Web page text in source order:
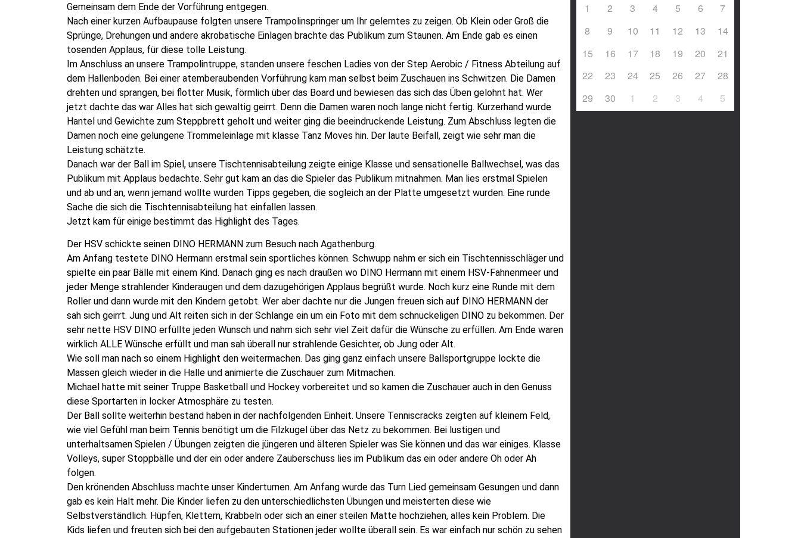
Gemeinsam dem Ende der Vorführung entgegen.
Nach einer kurzen Aufbaupause folgten unsere Trampolinspringer um Ihr gelerntes zu zeigen. Ob Klein oder Groß die
Sprünge, Drehungen und andere akrobatische Einlagen brachte das Publikum zum Staunen. Am Ende gab es einen
tosenden Applaus, für diese tolle Leistung.
Im Anschluss an unsere Trampolintruppe, standen unsere feschen Ladies von der Step Aerobic / Fitness Abteilung auf
dem Hallenboden. Bei einer atemberaubenden Vorführung kam man selbst beim Zuschauen ins Schwitzen. Die Damen
drehten und sprangen, bei flotter Musik, förmlich über das Board und bewiesen das sich das Üben gelohnt hat. Wer
jetzt dachte das war Alles hat sich gewaltig geirrt. Denn die Damen waren noch lange nicht fertig. Kurzerhand wurde
Hantel und Gewichte zum Steppbrett geholt und weiter ging die beeindruckende Leistung. Zum Abschluss legten die
Damen noch eine gelungene Trommeleinlage mit klasse Tanz Moves hin. Der laute Beifall, zeigt wie sehr man die
Leistung schätzte.
Danach war der Ball im Spiel, unsere Tischtennisabteilung zeigte einige Klasse und sensationelle Ballwechsel, was das
Publikum mit Applaus bedachte. Sehr gut kam an das die Spieler das Publikum mitnahmen. Man lies erstmal Spielen
und ab und an, wenn jemand wollte wurden Tipps gegeben, die sogleich an der Platte umgesetzt wurden. Eine runde
Sache die sich die Tischtennisabteilung hat einfallen lassen.
Jetzt kam für einige bestimmt das Highlight des Tages.
Der HSV schickte seinen DINO HERMANN zum Besuch nach Agathenburg.
Am Anfang testete DINO Hermann erstmal sein sportliches können. Schwupp nahm er sich ein Tischtennisschläger und
spielte ein paar Bälle mit einem Kind. Danach ging es nach draußen wo DINO Hermann mit einem HSV-Fahnenmeer und
jeder Menge strahlender Kinderaugen und dem dazugehörigen Applaus begrüßt wurde. Noch kurz eine Runde mit dem
Roller und dann wurde mit den Kindern getobt. Wer aber dachte nur die Jungen freuen sich auf DINO HERMANN der
sah sich geirrt. Jung und Alt reiten sich in der Schlange ein um ein Foto mit dem schnuckeligen DINO zu bekommen. Der
sehr nette HSV DINO erfüllte jeden Wunsch und nahm sich sehr viel Zeit dafür die Wünsche zu erfüllen. Am Ende waren
wirklich ALLE Wünsche erfüllt und man sah überall nur strahlende Gesichter, ob Jung oder Alt.
Wie soll man nach so einem Highlight den weitermachen. Das ging ganz einfach unsere Ballsportgruppe lockte die
Massen gleich wieder in die Halle und animierte die Zuschauer zum Mitmachen.
Michael hatte mit seiner Truppe Basketball und Hockey vorbereitet und so kamen die Zuschauer auch in den Genuss
diese Sportarten in locker Atmosphäre zu testen.
Der Ball sollte weiterhin bestand haben in der nachfolgenden Einheit. Unsere Tenniscracks zeigten auf kleinem Feld,
wie viel Gefühl man beim Tennis benötigt um die Filzkugel über das Netz zu bekommen. Bei lustigen und
unterhaltsamen Spielen / Übungen zeigten die jüngeren und älteren Spieler was Sie können und das war einiges. Klasse
Volleys, super Stoppbälle und der ein oder andere Zauberschuss lies im Publikum das ein oder andere Oh oder Ah
folgen.
Den krönenden Abschluss machte unser Kinderturnen. Am Anfang wurde das Turn Lied gemeinsam Gesungen und dann
gab es kein Halt mehr. Die Kinder liefen zu den unterschiedlichsten Übungen und meisterten diese wie
Selbstverständlich. Hüpfen, Klettern, Krabbeln oder sich an einer steilen Matte hochziehen, alles kein Problem. Die
Kids liefen und freuten sich bei den aufgebauten Stationen jeder wollte überall sein. Es war einfach nur schön zu sehen
1
2 3 4 5 6
7
8
9 10 11 12 13
14
15
16 17 18 19 20
21
22
23 24 25 26 27
28
29
30 1 2 3 4 5